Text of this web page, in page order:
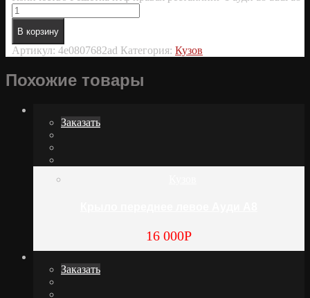
В корзину
Артикул: 4e0807682ad Категория: Кузов
Похожие товары
Заказать
16 000Р
Заказать